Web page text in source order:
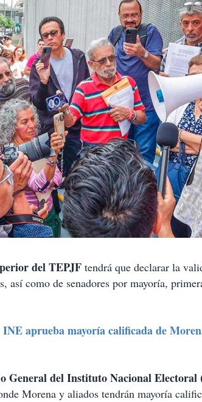
del TEPJF tendrá que declarar la
así como de senadores por mayoría,
INE aprueba mayoría calificada de
General del Instituto Nacional Electoral
Morena y aliados tendrán mayoría